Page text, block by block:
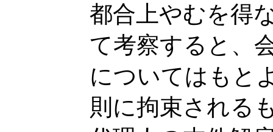
都合上やむを得
て考察すると、
についてはもと
則に拘束される